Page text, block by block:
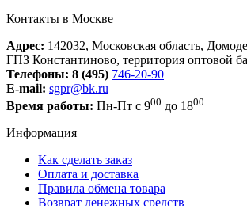
Контакты в Москве
Адрес: 142032, Московская область,
ГПЗ Константиново, территория оптовой
Телефоны: 8 (495) 746-20-90
E-mail: sgpr@bk.ru
Время работы: Пн-Пт с 900 до 1800
Информация
Как сделать заказ
Оплата и доставка
Правила обмена товара
Возврат денежных средств